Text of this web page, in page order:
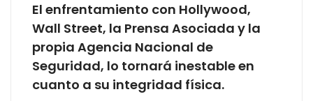
El enfrentamiento con Hollywood,
Wall Street, la Prensa Asociada y la
propia Agencia Nacional de
Seguridad, lo tornará inestable en
cuanto a su integridad física.